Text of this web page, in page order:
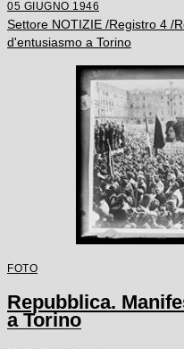
05 GIUGNO 1946
Settore NOTIZIE /Registro 4 /
d'entusiasmo a Torino
FOTO
Repubblica.
a Torino